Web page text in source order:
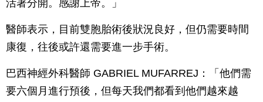
活著分開。感謝上帝。」
醫師表示，目前雙胞胎術後狀況良好，但仍需要時間
康復，往後或許還需要進一步手術。
巴西神經外科醫師 GABRIEL MUFARREJ：「他們需
要六個月進行預後，但每天我們都看到他們越來越